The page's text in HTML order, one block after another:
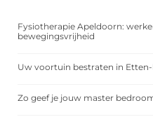
Fysiotherapie Apeldoorn:
bewegingsvrijheid
Uw voortuin bestraten in Etten-
Zo geef je jouw master